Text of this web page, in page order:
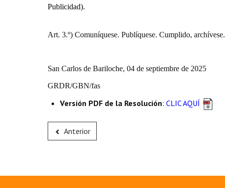
Publicidad).
Art. 3.º) Comuníquese. Publíquese. Cumplido, archívese.
San Carlos de Bariloche, 04 de septiembre de 2025
GRDR/GBN/fas
Versión PDF de la Resolución: CLIC AQUÍ
Anterior